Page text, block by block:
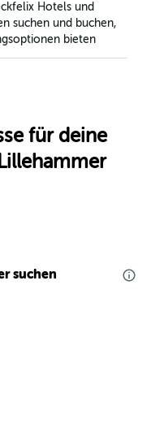
Hotels und
suchen und buchen,
bieten
für deine
suchen